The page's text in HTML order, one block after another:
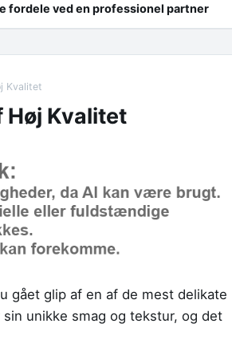
fordele ved en professionel partner
Kvalitet
Høj Kvalitet
gået glip af en af ​​de mest delikate
unikke smag og tekstur, og det